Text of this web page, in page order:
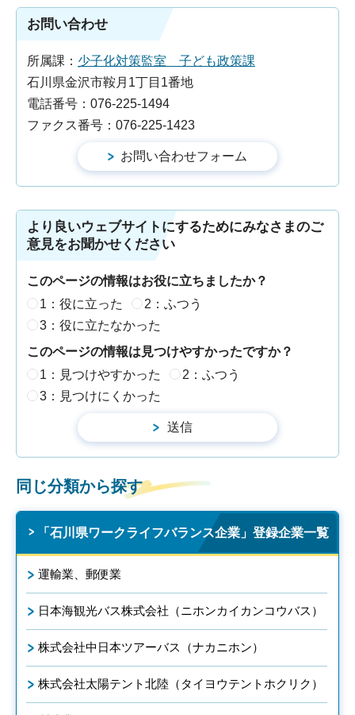
お問い合わせ
所属課： 少子化対策監室 子ども政策課
石川県金沢市鞍月1丁目1番地
電話番号：076-225-1494
ファクス番号：076-225-1423
より良いウェブサイトにするためにみなさまのご
意見をお聞かせください
このページの情報はお役に立ちましたか？
1：役に立った
2：ふつう
3：役に立たなかった
このページの情報は見つけやすかったですか？
1：見つけやすかった
2：ふつう
3：見つけにくかった
同じ分類から探す
「石川県ワークライフバランス企業」登録企業一覧
運輸業、郵便業
日本海観光バス株式会社（ニホンカイカンコウバス）
株式会社中日本ツアーバス（ナカニホン）
株式会社太陽テント北陸（タイヨウテントホクリク）